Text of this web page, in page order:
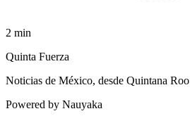
2 min
Quinta Fuerza
Noticias de México, desde Quintana Roo
Powered by Nauyaka